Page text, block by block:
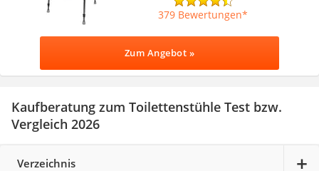
379 Bewertungen
Zum Angebot »
Kaufberatung zum Toilettenstühle Test bzw.
Vergleich 2026
Verzeichnis